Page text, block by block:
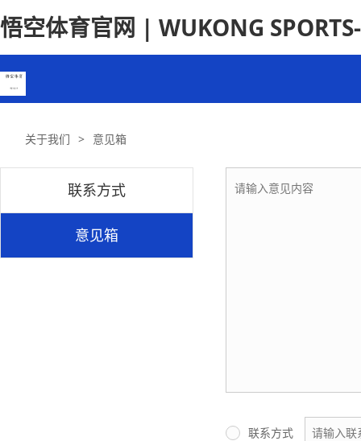
悟空体育官网 | WUKONG
关于我们 > 意见箱
联系方式
意见箱
联系方式